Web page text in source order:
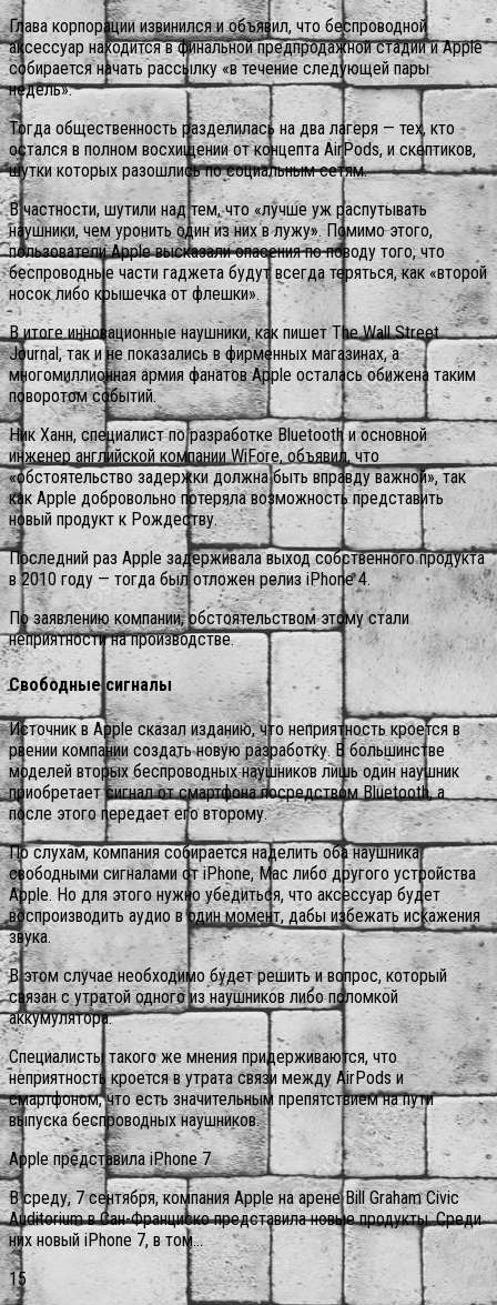
Глава корпорации извинился и объявил, что беспроводной
аксессуар находится в финальной предпродажной стадии и Apple
собирается начать рассылку «в течение следующей пары
недель».
Тогда общественность разделилась на два лагеря — тех, кто
остался в полном восхищении от концепта AirPods, и скептиков,
шутки которых разошлись по социальным сетям.
В частности, шутили над тем, что «лучше уж распутывать
наушники, чем уронить один из них в лужу». Помимо этого,
пользователи Apple высказали опасения по поводу того, что
беспроводные части гаджета будут всегда теряться, как «второй
носок либо крышечка от флешки».
В итоге инновационные наушники, как пишет The Wall Street
Journal, так и не показались в фирменных магазинах, а
многомиллионная армия фанатов Apple осталась обижена таким
поворотом событий.
Ник Ханн, специалист по разработке Bluetooth и основной
инженер английской компании WiFore, объявил, что
«обстоятельство задержки должна быть вправду важной», так
как Apple добровольно потеряла возможность представить
новый продукт к Рождеству.
Последний раз Apple задерживала выход собственного продукта
в 2010 году — тогда был отложен релиз iPhone 4.
По заявлению компании, обстоятельством этому стали
неприятности на производстве.
Свободные сигналы
Источник в Apple сказал изданию, что неприятность кроется в
рвении компании создать новую разработку. В большинстве
моделей вторых беспроводных наушников лишь один наушник
приобретает сигнал от смартфона посредством Bluetooth, а
после этого передает его второму.
По слухам, компания собирается наделить оба наушника
свободными сигналами от iPhone, Mac либо другого устройства
Apple. Но для этого нужно убедиться, что аксессуар будет
воспроизводить аудио в один момент, дабы избежать искажения
звука.
В этом случае необходимо будет решить и вопрос, который
связан с утратой одного из наушников либо поломкой
аккумулятора.
Специалисты такого же мнения придерживаются, что
неприятность кроется в утрата связи между AirPods и
смартфоном, что есть значительным препятствием на пути
выпуска беспроводных наушников.
Apple представила iPhone 7
В среду, 7 сентября, компания Apple на арене Bill Graham Civic
Auditorium в Сан-Франциско представила новые продукты. Среди
них новый iPhone 7, в том…
15